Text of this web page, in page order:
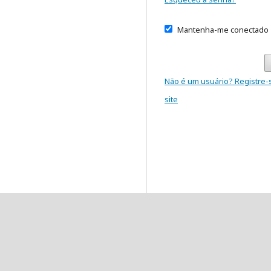
Mantenha-me conectado
Não é um usuário? Registre-
site